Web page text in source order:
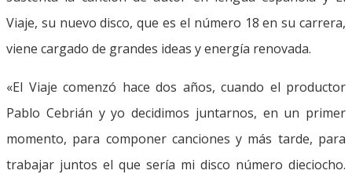
Viaje, su nuevo disco, que es el número 18 en su carrera,
viene cargado de grandes ideas y energía renovada.
«El Viaje comenzó hace dos años, cuando el productor
Pablo Cebrián y yo decidimos juntarnos, en un primer
momento, para componer canciones y más tarde, para
trabajar juntos el que sería mi disco número dieciocho.